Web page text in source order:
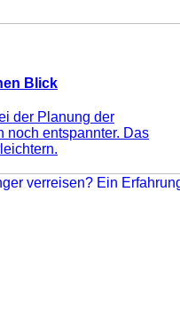
Blick
der Planung der
noch entspannter. Das